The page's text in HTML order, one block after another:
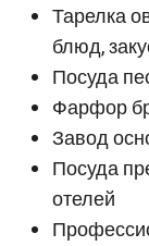
Тарелка
блюд,
Посуда
Фарфор
Завод
Посуда
отелей